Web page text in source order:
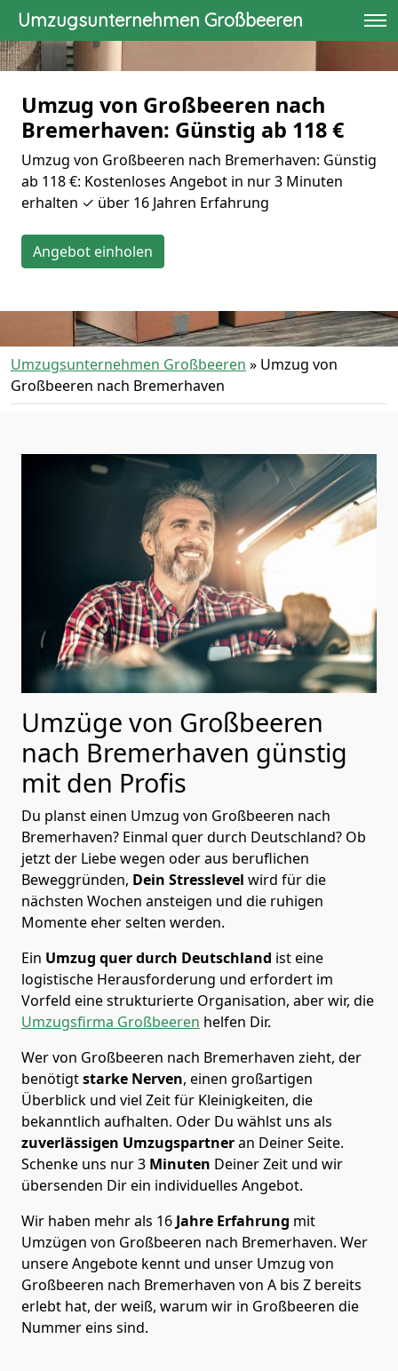
Umzugsunternehmen Großbeeren
Umzug von Großbeeren nach
Bremer­haven: Günstig ab 118 €
Umzug von Großbeeren nach Bremer­haven: Günstig
ab 118 €: Kostenloses Angebot in nur 3 Minuten
erhalten ✓ über 16 Jahren Erfahrung
Angebot einholen
Umzugsunternehmen Großbeeren » Umzug von
Großbeeren nach Bremer­haven
Umzüge von Großbeeren
nach Bremer­haven günstig
mit den Profis
Du planst einen Umzug von Großbeeren nach
Bremer­haven? Einmal quer durch Deutschland? Ob
jetzt der Liebe wegen oder aus beruflichen
Beweggründen, Dein Stresslevel wird für die
nächsten Wochen ansteigen und die ruhigen
Momente eher selten werden.
Ein Umzug quer durch Deutschland ist eine
logistische Herausforderung und erfordert im
Vorfeld eine strukturierte Organisation, aber wir, die
Umzugsfirma Großbeeren helfen Dir.
Wer von Großbeeren nach Bremer­haven zieht, der
benötigtstarke Nerven, einen großartigen
Überblick und viel Zeit für Kleinigkeiten, die
bekanntlich aufhalten. Oder Du wählst uns als
zuverlässigen Umzugspartneran Deiner Seite.
Schenke uns nur3 Minuten Deiner Zeit und wir
übersenden Dir ein individuelles Angebot.
Wir haben mehr als 16 Jahre Erfahrung mit
Umzügen von Großbeeren nach Bremer­haven. Wer
unsere Angebote kennt und unser Umzug von
Großbeeren nach Bremer­haven von A bis Z bereits
erlebt hat, der weiß, warum wir in Großbeeren die
Nummer eins sind.